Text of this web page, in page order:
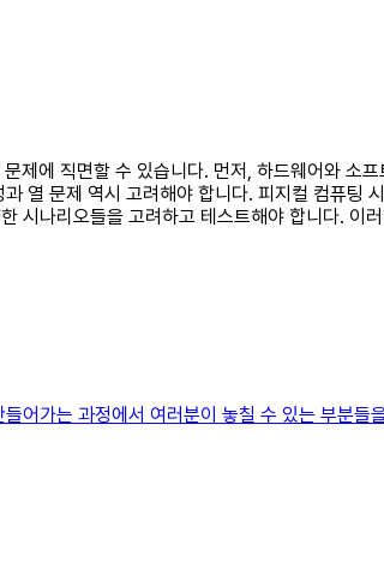
제에 직면할 수 있습니다. 먼저, 하드웨어와 소
열 문제 역시 고려해야 합니다. 피지컬 컴퓨팅
나리오들을 고려하고 테스트해야 합니다. 이
가는 과정에서 여러분이 놓칠 수 있는 부분들